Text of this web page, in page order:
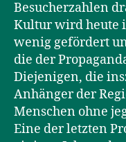
Besucherzahlen
Kultur wird heute
wenig gefördert
die der
Diejenigen, die
Anhänger der
Menschen ohne
Eine der letzten